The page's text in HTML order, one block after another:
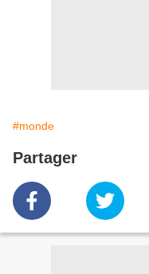
#monde
Partager